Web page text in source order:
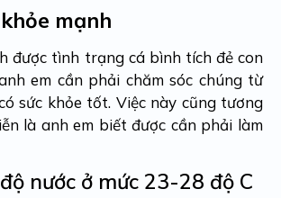
mạnh
được tình trạng cá bình tích đẻ con
em cần phải chăm sóc chúng từ
sức khỏe tốt. Việc này cũng tương
là anh em biết được cần phải làm
nước ở mức 23-28 độ C